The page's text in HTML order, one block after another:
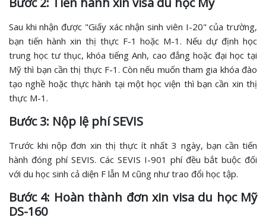
Sau khi nhận được "Giấy xác nhận sinh viên I-20" của trường,
bạn tiến hành xin thị thực F-1 hoặc M-1. Nếu dự định học
trung học tư thục, khóa tiếng Anh, cao đẳng hoặc đại học tại
Mỹ thì bạn cần thị thực F-1. Còn nếu muốn tham gia khóa đào
tạo nghề hoặc thực hành tại một học viện thì bạn cần xin thị
thực M-1.
Bước 3: Nộp lệ phí SEVIS
Trước khi nộp đơn xin thị thực ít nhất 3 ngày, bạn cần tiến
hành đóng phí SEVIS. Các SEVIS I-901 phí đều bắt buộc đối
với du học sinh cả diện F lẫn M cũng như trao đổi học tập.
Bước 4: Hoàn thành đơn xin visa du học Mỹ
DS-160